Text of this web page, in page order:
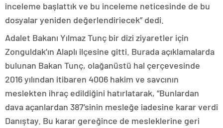
inceleme başlattık ve bu inceleme neticesinde de bu
dosyalar yeniden değerlendiriecek” dedi.
Adalet Bakanı Yılmaz Tunç bir dizi ziyaretler için
Zonguldak’ın Alaplı ilçesine gitti. Burada açıklamalarda
bulunan Bakan Tunç, olağanüstü hal çerçevesinde
2016 yılından itibaren 4006 hakim ve savcının
meslekten ihraç edildiğini hatırlatarak, “Bunlardan
dava açanlardan 387’sinin mesleğe iadesine karar verdi
Danıştay. Bu karar gereğince de mesleklerine geri